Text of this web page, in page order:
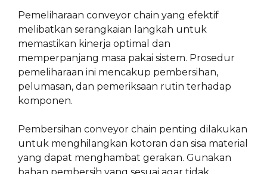
Pemeliharaan conveyor chain yang efektif
melibatkan serangkaian langkah untuk
memastikan kinerja optimal dan
memperpanjang masa pakai sistem. Prosedur
pemeliharaan ini mencakup pembersihan,
pelumasan, dan pemeriksaan rutin terhadap
komponen.
Pembersihan conveyor chain penting dilakukan
untuk menghilangkan kotoran dan sisa material
yang dapat menghambat gerakan. Gunakan